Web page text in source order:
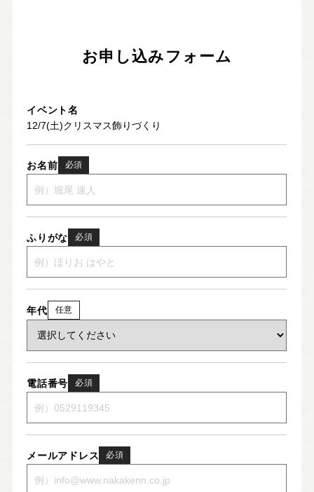
お申し込みフォーム
イベント名
お名前 必須
ふりがな 必須
年代 任意
電話番号 必須
メールアドレス 必須